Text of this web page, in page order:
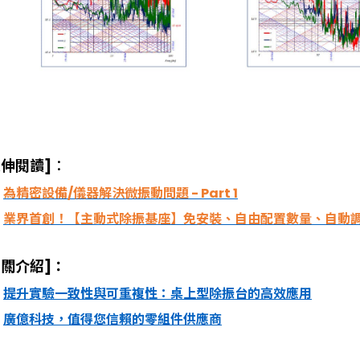
閱讀] ：
為精密設備/儀器解決微振動問題 - Part 1
業界首創！【主動式除振基座】免安裝、自由配置數量、自動
介紹] ：
提升實驗一致性與可重複性：桌上型除振台的高效應用
廣億科技，值得您信賴的零組件供應商